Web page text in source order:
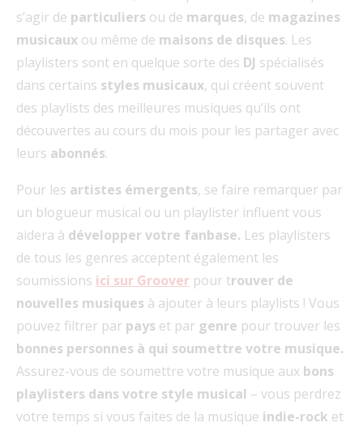
s’agir de particuliers ou de marques, de magazines
musicaux ou même de maisons de disques. Les
playlisters sont en quelque sorte des DJ spécialisés
dans certains styles musicaux, qui créent souvent
des playlists des meilleures musiques qu’ils ont
découvertes au cours du mois pour les partager avec
leurs abonnés.
Pour les artistes émergents, se faire remarquer par
un blogueur musical ou un playlister influent vous
aidera à développer votre fanbase. Les playlisters
de tous les genres acceptent également les
soumissions ici sur Groover pour trouver de
nouvelles musiques à ajouter à leurs playlists ! Vous
pouvez filtrer par pays et par genre pour trouver les
bonnes personnes à qui soumettre votre musique.
Assurez-vous de soumettre votre musique aux bons
playlisters dans votre style musical – vous perdrez
votre temps si vous faites de la musique indie-rock et